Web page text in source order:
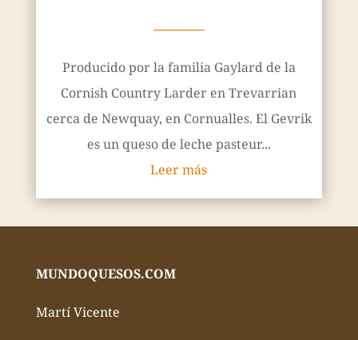
————
Producido por la familia Gaylard de la
Cornish Country Larder en Trevarrian
cerca de Newquay, en Cornualles. El Gevrik
es un queso de leche pasteur...
Leer más
MUNDOQUESOS.COM
Martí Vicente